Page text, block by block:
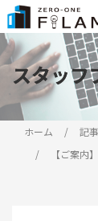
スタッフ
スタッフ
ホーム 記事
【ご案内